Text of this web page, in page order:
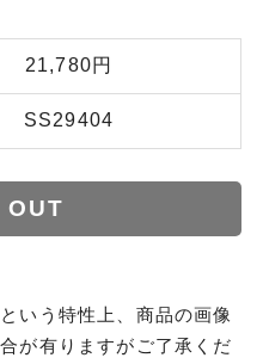
21,780円
SS29404
OUT
いう特性上、商品の画像
が有りますがご了承くだ